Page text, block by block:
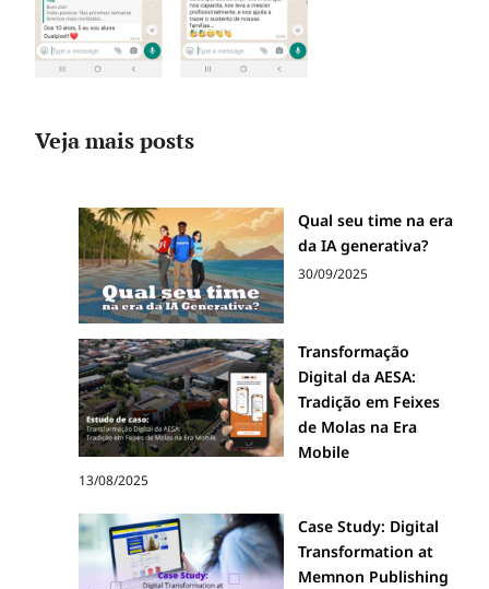
Veja mais posts
Qual seu time na era
da IA generativa?
30/09/2025
Transformação
Digital da AESA:
Tradição em Feixes
de Molas na Era
Mobile
13/08/2025
Case Study: Digital
Transformation at
Memnon Publishing